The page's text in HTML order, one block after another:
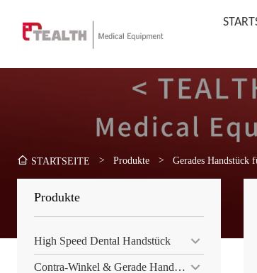
STARTSEITE > Produkte > Gerades Handstück
Produkte
High Speed ​​Dental Handstück
Contra-Winkel & Gerade Handstück